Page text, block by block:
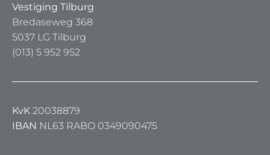
Vestiging Tilburg
Bredaseweg 368
5037 LG Tilburg
(013) 5 952 952
KvK 20038879
IBAN NL63 RABO 0349090475